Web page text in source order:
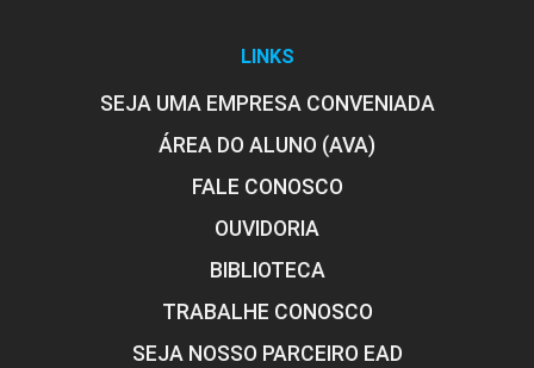
LINKS
SEJA UMA EMPRESA CONVENIADA
ÁREA DO ALUNO (AVA)
FALE CONOSCO
OUVIDORIA
BIBLIOTECA
TRABALHE CONOSCO
SEJA NOSSO PARCEIRO EAD